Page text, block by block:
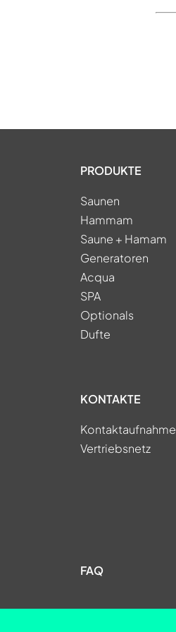
PRODUKTE
Saunen
Hammam
Saune + Hamam
Generatoren
Acqua
SPA
Optionals
Dufte
KONTAKTE
Kontaktaufnahme
Vertriebsnetz
FAQ